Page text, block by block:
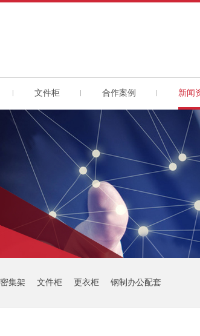
文件柜 合作案例 新闻
密集架 文件柜 更衣柜 钢制办公配套